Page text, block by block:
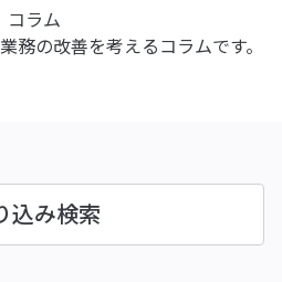
コラム
務の改善を考えるコラムです。
込み検索